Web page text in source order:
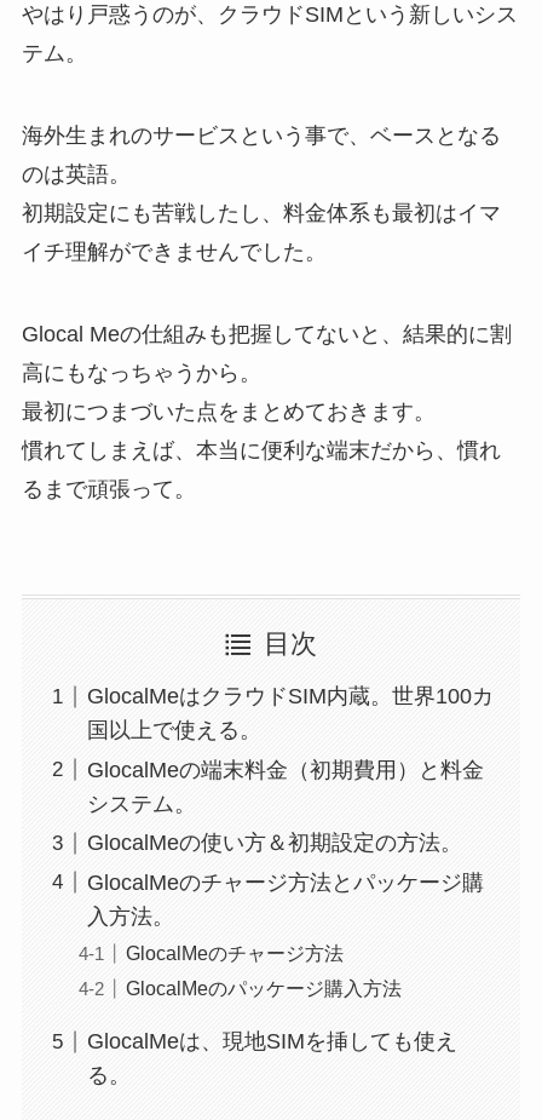
やはり戸惑うのが、クラウドSIMという新しいシス
テム。
海外生まれのサービスという事で、ベースとなる
のは英語。
初期設定にも苦戦したし、料金体系も最初はイマ
イチ理解ができませんでした。
Glocal Meの仕組みも把握してないと、結果的に割
高にもなっちゃうから。
最初につまづいた点をまとめておきます。
慣れてしまえば、本当に便利な端末だから、慣れ
るまで頑張って。
目次
GlocalMeはクラウドSIM内蔵。世界100カ
国以上で使える。
GlocalMeの端末料金（初期費用）と料金
システム。
GlocalMeの使い方＆初期設定の方法。
GlocalMeのチャージ方法とパッケージ購
入方法。
GlocalMeのチャージ方法
GlocalMeのパッケージ購入方法
GlocalMeは、現地SIMを挿しても使え
る。